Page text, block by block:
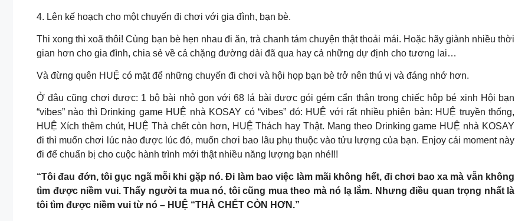
4. Lên kế hoạch cho một chuyến đi chơi với gia đình, bạn bè.
Thi xong thì xoã thôi! Cùng bạn bè hẹn nhau đi ăn, trà chanh tám chuyện thật thoải mái. Hoặc hãy giành nhiều thời
gian hơn cho gia đình, chia sẻ về cả chặng đường dài đã qua hay cả những dự định cho tương lai…
Và đừng quên HUỆ có mặt để những chuyến đi chơi và hội họp bạn bè trở nên thú vị và đáng nhớ hơn.
Ở đâu cũng chơi được: 1 bộ bài nhỏ gọn với 68 lá bài được gói gém cẩn thận trong chiếc hộp bé xinh Hội bạn
“vibes” nào thì Drinking game HUỆ nhà KOSAY có “vibes” đó: HUỆ với rất nhiều phiên bản: HUỆ truyền thống,
HUỆ Xích thêm chút, HUỆ Thà chết còn hơn, HUỆ Thách hay Thật. Mang theo Drinking game HUỆ nhà KOSAY
đi thì muốn chơi lúc nào được lúc đó, muốn chơi bao lâu phụ thuộc vào tửu lượng của bạn. Enjoy cái moment này
đi để chuẩn bị cho cuộc hành trình mới thật nhiều năng lượng bạn nhé!!!
“Tôi đau đớn, tôi gục ngã mỗi khi gặp nó. Đi làm bao việc làm mãi không hết, đi chơi bao xa mà vẫn không
tìm được niềm vui. Thấy người ta mua nó, tôi cũng mua theo mà nó lạ lắm. Nhưng điều quan trọng nhất là
tôi tìm được niềm vui từ nó – HUỆ “THÀ CHẾT CÒN HƠN.”